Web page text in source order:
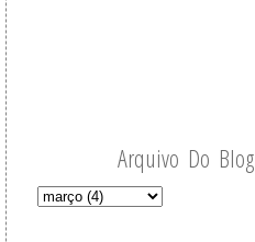
Arquivo Do Blog